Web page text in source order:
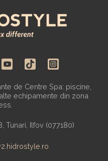
de Centre Spa: piscine,
echipamente din zona
Tunari, Ilfov (077180)